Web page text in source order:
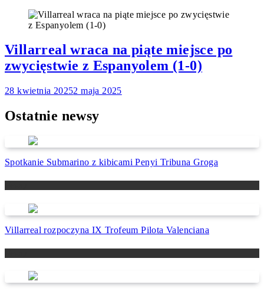
Villarreal wraca na piąte miejsce po
zwycięstwie z Espanyolem (1-0)
28 kwietnia 20252 maja 2025
Ostatnie newsy
Spotkanie Submarino z kibicami Penyi Tribuna Groga
Villarreal rozpoczyna IX Trofeum Pilota Valenciana